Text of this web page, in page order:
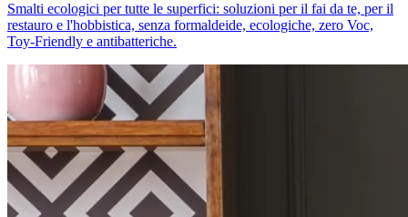
Smalti ecologici per tutte le superfici: soluzioni per il fai da te, per il
restauro e l'hobbistica, senza formaldeide, ecologiche, zero Voc,
Toy-Friendly e antibatteriche.